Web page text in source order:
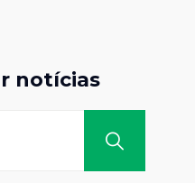
notícias